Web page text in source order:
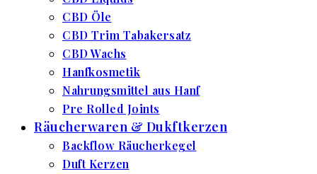
CBD Öle
CBD Trim Tabakersatz
CBD Wachs
Hanfkosmetik
Nahrungsmittel aus Hanf
Pre Rolled Joints
Räucherwaren & Dukftkerzen
Backflow Räucherkegel
Duft Kerzen